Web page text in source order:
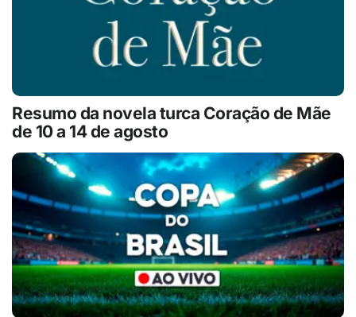
Resumo da novela turca Coração de Mãe
de 10 a 14 de agosto